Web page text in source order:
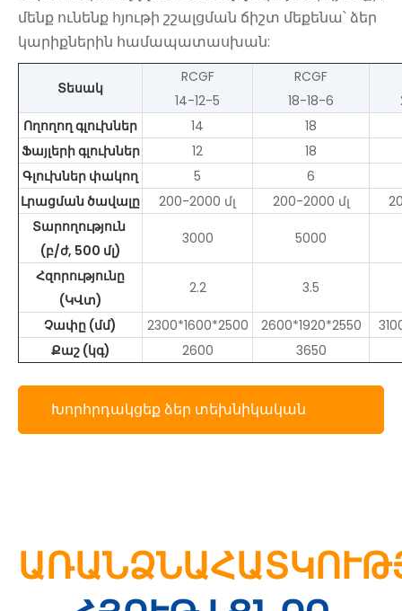
մենք ունենք հյութի շշալցման ճիշտ մեքենա՝ ձեր
կարիքներին համապատասխան:
Տեսակ
RCGF
14-12-5
RCGF
18-18-6
Ողողող գլուխներ
14
18
Ֆայլերի գլուխներ
12
18
Գլուխներ փակող
5
6
Լրացման ծավալը
200-2000 մլ 200-2000 մլ
Տարողություն
(բ/ժ, 500 մլ)
3000 5000
Հզորությունը
(ԿՎտ)
2.2 3.5
Չափը (մմ) 2300*1600*2500 2600*1920*2550
Քաշ (կգ)
2600 3650
Խորհրդակցեք ձեր տեխնիկական